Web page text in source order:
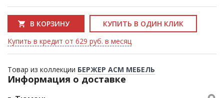
В КОРЗИНУ
КУПИТЬ В ОДИН КЛИК
Купить в кредит от 629 руб. в месяц
Товар из коллекции БЕРЖЕР АСМ МЕБЕЛЬ
Информация о доставке